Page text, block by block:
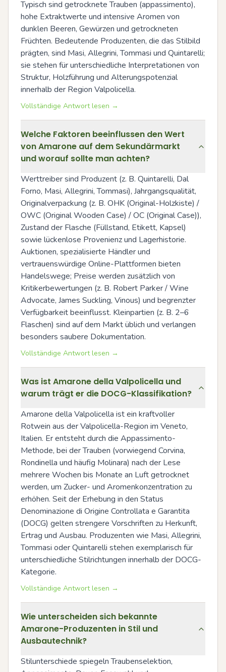
Typisch sind getrocknete Trauben (appassimento),
hohe Extraktwerte und intensive Aromen von
dunklen Beeren, Gewürzen und getrockneten
Früchten. Bedeutende Produzenten, die das Stilbild
prägten, sind Masi, Allegrini, Tommasi und Quintarelli;
sie stehen für unterschiedliche Interpretationen von
Struktur, Holzführung und Alterungspotenzial
innerhalb der Region Valpolicella.
Vollständige Antwort lesen →
Welche Faktoren beeinflussen den Wert
von Amarone auf dem Sekundärmarkt
und worauf sollte man achten?
Werttreiber sind Produzent (z. B. Quintarelli, Dal
Forno, Masi, Allegrini, Tommasi), Jahrgangsqualität,
Originalverpackung (z. B. OHK (Original-Holzkiste) /
OWC (Original Wooden Case) / OC (Original Case)),
Zustand der Flasche (Füllstand, Etikett, Kapsel)
sowie lückenlose Provenienz und Lagerhistorie.
Auktionen, spezialisierte Händler und
vertrauenswürdige Online-Plattformen bieten
Handelswege; Preise werden zusätzlich von
Kritikerbewertungen (z. B. Robert Parker / Wine
Advocate, James Suckling, Vinous) und begrenzter
Verfügbarkeit beeinflusst. Kleinpartien (z. B. 2–6
Flaschen) sind auf dem Markt üblich und verlangen
besonders saubere Dokumentation.
Vollständige Antwort lesen →
Was ist Amarone della Valpolicella und
warum trägt er die DOCG-Klassifikation?
Amarone della Valpolicella ist ein kraftvoller
Rotwein aus der Valpolicella-Region im Veneto,
Italien. Er entsteht durch die Appassimento-
Methode, bei der Trauben (vorwiegend Corvina,
Rondinella und häufig Molinara) nach der Lese
mehrere Wochen bis Monate an Luft getrocknet
werden, um Zucker- und Aromenkonzentration zu
erhöhen. Seit der Erhebung in den Status
Denominazione di Origine Controllata e Garantita
(DOCG) gelten strengere Vorschriften zu Herkunft,
Ertrag und Ausbau. Produzenten wie Masi, Allegrini,
Tommasi oder Quintarelli stehen exemplarisch für
unterschiedliche Stilrichtungen innerhalb der DOCG-
Kategorie.
Vollständige Antwort lesen →
Wie unterscheiden sich bekannte
Amarone-Produzenten in Stil und
Ausbautechnik?
Stilunterschiede spiegeln Traubenselektion,